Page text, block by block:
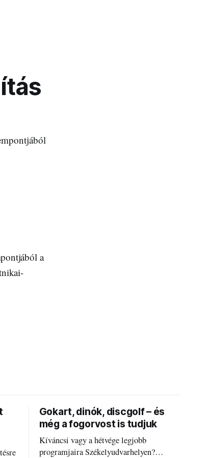
a
Gokart, dinók, discgolf – és
még a fogorvost is tudjuk
Kíváncsi vagy a hétvége legjobb
programjaira Székelyudvarhelyen?